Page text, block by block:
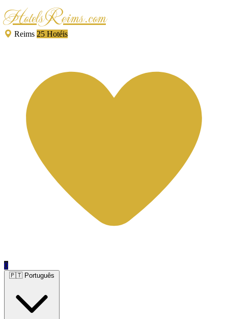
HotelsReims.com
Reims 25 Hotéis
0